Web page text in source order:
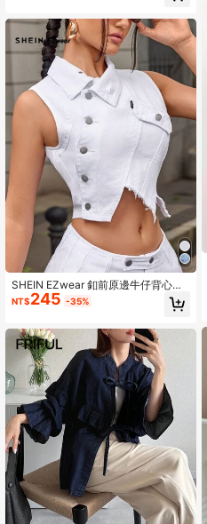
SHEIN EZwear 釦前原邊牛仔背心外
套
NT$245 -35%